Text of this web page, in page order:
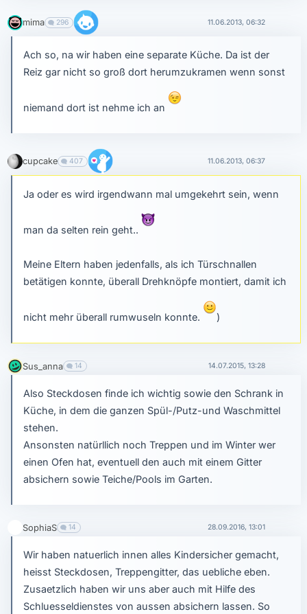
mima 296 11.06.2013, 06:32
Ach so, na wir haben eine separate Küche. Da ist der
Reiz gar nicht so groß dort herumzukramen wenn sonst
niemand dort ist nehme ich an
cupcake 407 11.06.2013, 06:37
Ja oder es wird irgendwann mal umgekehrt sein, wenn
man da selten rein geht..
Meine Eltern haben jedenfalls, als ich Türschnallen
betätigen konnte, überall Drehknöpfe montiert, damit ich
nicht mehr überall rumwuseln konnte. )
Sus_anna 14 14.07.2015, 13:28
Also Steckdosen finde ich wichtig sowie den Schrank in
Küche, in dem die ganzen Spül-/Putz-und Waschmittel
stehen.
Ansonsten natürllich noch Treppen und im Winter wer
einen Ofen hat, eventuell den auch mit einem Gitter
absichern sowie Teiche/Pools im Garten.
SophiaS 14 28.09.2016, 13:01
Wir haben natuerlich innen alles Kindersicher gemacht,
heisst Steckdosen, Treppengitter, das uebliche eben.
Zusaetzlich haben wir uns aber auch mit Hilfe des
Schluesseldienstes von aussen absichern lassen. So